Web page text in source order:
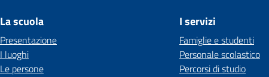
La scuola
Presentazione
I luoghi
Le persone
I servizi
Famiglie e studenti
Personale scolastico
Percorsi di studio